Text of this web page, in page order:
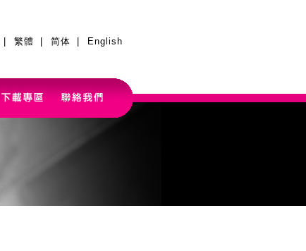
繁體 简体 English